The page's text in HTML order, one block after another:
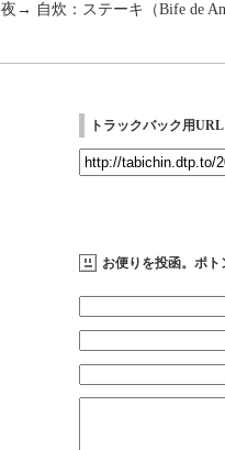
夜→ 自炊：ステーキ（Bife de
トラックバック用URL
お便りを投函。ポト